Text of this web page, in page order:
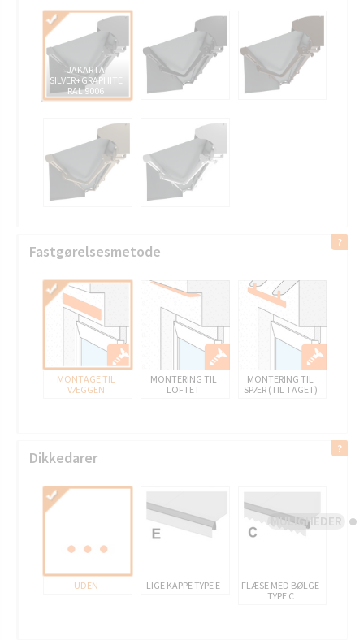
MULIGHEDER
JAKARTA
SILVER+GRAPHITE
RAL 9006
Fastgørelsesmetode
MONTAGE TIL
VÆGGEN
MONTERING TIL
LOFTET
MONTERING TIL
SPÆR (TIL TAGET)
Dikkedarer
UDEN LIGE KAPPE TYPE E
FLÆSE MED BØLGE
TYPE C